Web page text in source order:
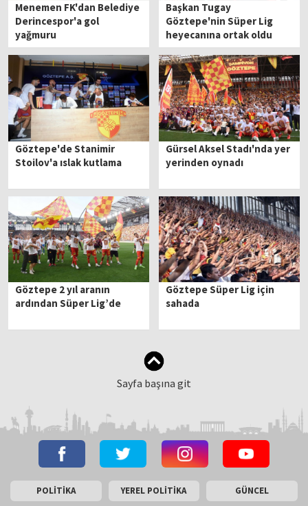
Menemen FK'dan Belediye
Derincespor'a gol
yağmuru
Başkan Tugay
Göztepe'nin Süper Lig
heyecanına ortak oldu
Göztepe'de Stanimir
Stoilov'a ıslak kutlama
Gürsel Aksel Stadı'nda yer
yerinden oynadı
Göztepe 2 yıl aranın
ardından Süper Lig’de
Göztepe Süper Lig için
sahada
Sayfa başına git
POLİTİKA YEREL POLİTİKA GÜNCEL